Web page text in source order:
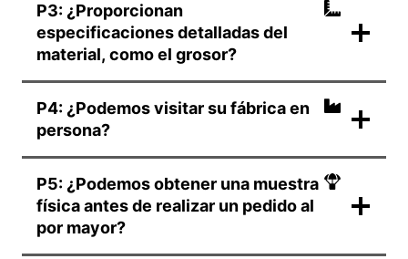
P3: ¿Proporcionan
especificaciones detalladas del
material, como el grosor?
P4: ¿Podemos visitar su fábrica en
persona?
P5: ¿Podemos obtener una muestra
física antes de realizar un pedido al
por mayor?